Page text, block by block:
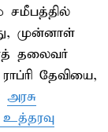
சமீபத்தில்
முன்னாள்
தலைவர்
தேவியை,
அரசு
உத்தரவு